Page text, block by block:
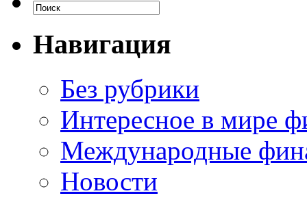
Навигация
Без рубрики
Интересное в мире
Международные
Новости